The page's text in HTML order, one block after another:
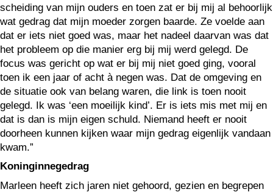
scheiding van mijn ouders en toen zat er bij mij al behoorlijk
wat gedrag dat mijn moeder zorgen baarde. Ze voelde aan
dat er iets niet goed was, maar het nadeel daarvan was dat
het probleem op die manier erg bij mij werd gelegd. De
focus was gericht op wat er bij mij niet goed ging, vooral
toen ik een jaar of acht à negen was. Dat de omgeving en
de situatie ook van belang waren, die link is toen nooit
gelegd. Ik was ‘een moeilijk kind’. Er is iets mis met mij en
dat is dan is mijn eigen schuld. Niemand heeft er nooit
doorheen kunnen kijken waar mijn gedrag eigenlijk vandaan
kwam.”
Koninginnegedrag
Marleen heeft zich jaren niet gehoord, gezien en begrepen